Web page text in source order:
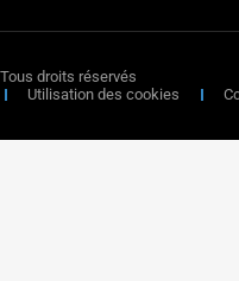
droits réservés
Utilisation des cookies